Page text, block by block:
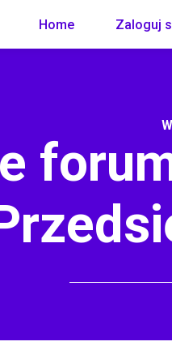
Home Zaloguj